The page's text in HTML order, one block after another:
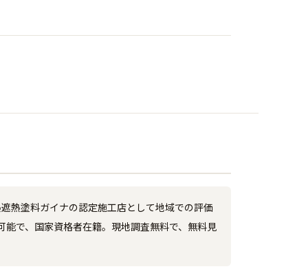
熱塗料ガイナの認定施工店として地域での評価
で、国家資格者在籍。現地調査無料で、無料見